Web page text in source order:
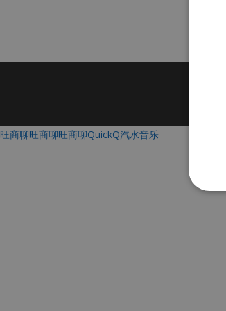
旺商聊旺商聊旺商聊QuickQ汽水音乐